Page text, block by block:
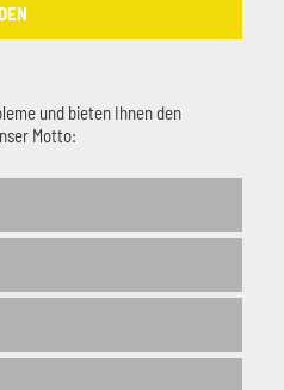
und bieten Ihnen den
Motto: